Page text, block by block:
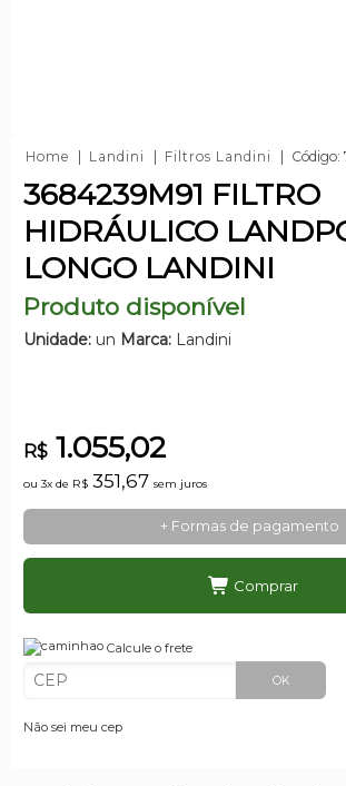
Home Landini Filtros Landini Código:
3684239M91 FILTRO
HIDRÁULICO
LONGO LANDINI
Produto disponível
Unidade:un Marca:Landini
R$1.055,02
ou 3x de R$351,67 sem juros
+ Formas de pagamento
Comprar
Calcule o frete
OK
Não sei meu cep